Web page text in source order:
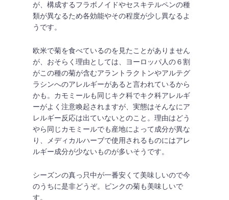
が、構成するフラボノイドやセスキテルペンの種
類が異なるため各効能やその程度が少し異なるよ
うです。
欧米で菊を食べているのを見たことがありません
が、おそらく理由としては、ヨーロッパ人の６割
がこの種の菊が含むアラントラクトンやアルテグ
ラシンへのアレルギーがあると言われているから
かも。カモミールも同じキク科でキク科アレルギ
ーがよく注意喚起されますが、実態はそんなにア
レルギー反応は出ていないとのこと。理由はどう
やら同じカモミールでも産地によって成分が異な
り、メディカルハーブで使用されるものにはアレ
ルギー成分が少ないものが多いそうです。
シーズンの真っ只中が一番安くて美味しいので今
のうちに是非どうぞ。ピンクの菊も美味しいで
す。